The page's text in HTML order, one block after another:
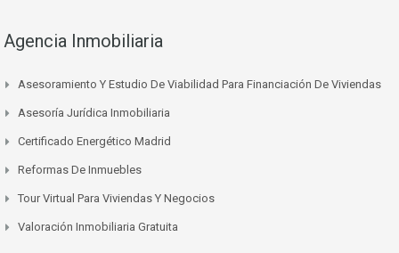
Agencia Inmobiliaria
Asesoramiento Y Estudio De Viabilidad Para Financiación De Viviendas
Asesoría Jurídica Inmobiliaria
Certificado Energético Madrid
Reformas De Inmuebles
Tour Virtual Para Viviendas Y Negocios
Valoración Inmobiliaria Gratuita